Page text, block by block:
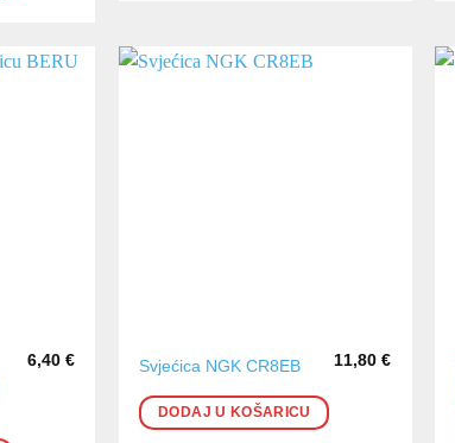
6,40€ Svjećica NGK CR8EB 11,80€
DODAJ U KOŠARICU